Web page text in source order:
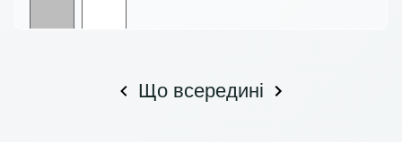
Що всередині